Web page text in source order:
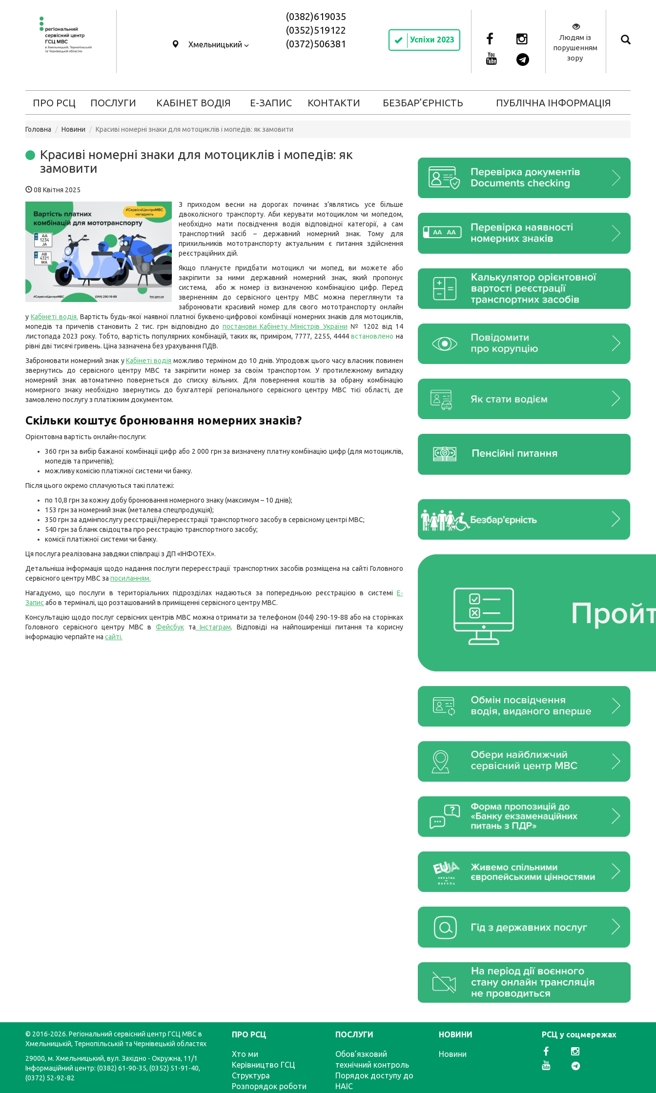
Хмельницький
(0382)619035
(0352)519122
(0372)506381
Успіхи 2023
Людям із
порушенням
зору
ПРО РСЦ ПОСЛУГИ КАБІНЕТ ВОДІЯ Е-ЗАПИС КОНТАКТИ БЕЗБАР’ЄРНІСТЬ ПУБЛІЧНА ІНФОРМАЦІЯ
Головна Новини Красиві номерні знаки для мотоциклів і мопедів: як замовити
Красиві номерні знаки для мотоциклів і мопедів: як
замовити
08 Квітня 2025
З приходом весни на дорогах починає з’являтись усе більше
двоколісного транспорту. Аби керувати мотоциклом чи мопедом,
необхідно мати посвідчення водія відповідної категорії, а сам
транспортний засіб – державний номерний знак. Тому для
прихильників мототранспорту актуальним є питання здійснення
реєстраційних дій.
Якщо плануєте придбати мотоцикл чи мопед, ви можете або
закріпити за ними державний номерний знак, який пропонує
система, або ж номер із визначеною комбінацією цифр. Перед
зверненням до сервісного центру МВС можна переглянути та
забронювати красивий номер для свого мототранспорту онлайн
уКабінеті водія. Вартість будь-якої наявної платної буквено-цифрової комбінації номерних знаків для мотоциклів,
мопедів та причепів становить 2 тис. грн відповідно до постанови Кабінету Міністрів України № 1202 від 14
листопада 2023 року. Тобто, вартість популярних комбінацій, таких як, приміром, 7777, 2255, 4444встановлено на
рівні дві тисячі гривень. Ціна зазначена без урахування ПДВ.
Забронювати номерний знак уКабінеті водія можливо терміном до 10 днів. Упродовж цього часу власник повинен
звернутись до сервісного центру МВС та закріпити номер за своїм транспортом. У протилежному випадку
номерний знак автоматично повернеться до списку вільних. Для повернення коштів за обрану комбінацію
номерного знаку необхідно звернутись до бухгалтерії регіонального сервісного центру МВС тієї області, де
замовлено послугу з платіжним документом.
Скільки коштує бронювання номерних знаків?
Орієнтовна вартість онлайн-послуги:
360 грн за вибір бажаної комбінації цифр або 2 000 грн за визначену платну комбінацію цифр (для мотоциклів,
мопедів та причепів);
можливу комісію платіжної системи чи банку.
Після цього окремо сплачуються такі платежі:
по 10,8 грн за кожну добу бронювання номерного знаку (максимум – 10 днів);
153 грн за номерний знак (металева спецпродукція);
350 грн за адмінпослугу реєстрації/перереєстрації транспортного засобу в сервісному центрі МВС;
540 грн за бланк свідоцтва про реєстрацію транспортного засобу;
комісії платіжної системи чи банку.
Ця послуга реалізована завдяки співпраці з ДП «ІНФОТЕХ».
Детальніша інформація щодо надання послуги перереєстрації транспортних засобів розміщена на сайті Головного
сервісного центру МВС за посиланням.
Нагадуємо, що послуги в територіальних підрозділах надаються за попередньою реєстрацією в системі Е-
Запис або в терміналі, що розташований в приміщенні сервісного центру МВС.
Консультацію щодо послуг сервісних центрів МВС можна отримати за телефоном (044) 290-19-88 або на сторінках
Головного сервісного центру МВС вФейсбук та Інстаграм. Відповіді на найпоширеніші питання та корисну
інформацію черпайте на сайті.
© 2016-2026. Регіональний сервісний центр ГСЦ МВС в
Хмельницькій, Тернопільській та Чернівецькій областях
29000, м. Хмельницький, вул. Західно - Окружна, 11/1
Інформаційний центр: (0382) 61-90-35, (0352) 51-91-40,
(0372) 52-92-82
ПРО РСЦ
Хто ми
Керівництво ГСЦ
Структура
Розпорядок роботи
ПОСЛУГИ
Обов’язковий
технічний контроль
Порядок доступу до
НАІС
НОВИНИ
Новини
РСЦ у соцмережах